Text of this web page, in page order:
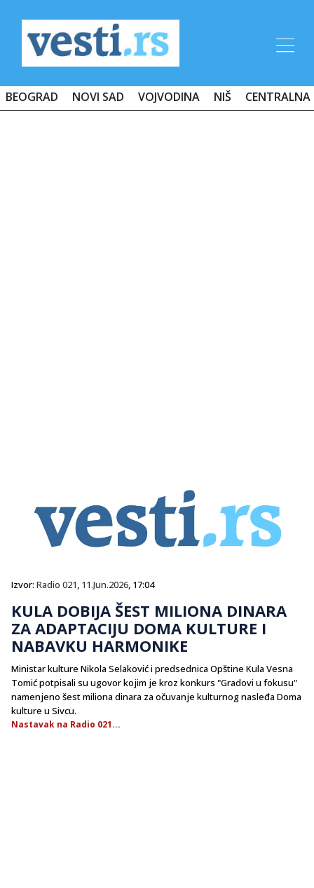
BEOGRAD NOVI SAD VOJVODINA NIŠ CENTRALNA
Izvor: Radio 021, 11.Jun.2026, 17:04
KULA DOBIJA ŠEST MILIONA DINARA
ZA ADAPTACIJU DOMA KULTURE I
NABAVKU HARMONIKE
Ministar kulture Nikola Selaković i predsednica Opštine Kula Vesna
Tomić potpisali su ugovor kojim je kroz konkurs "Gradovi u fokusu"
namenjeno šest miliona dinara za očuvanje kulturnog nasleđa Doma
kulture u Sivcu.
Nastavak na Radio 021...